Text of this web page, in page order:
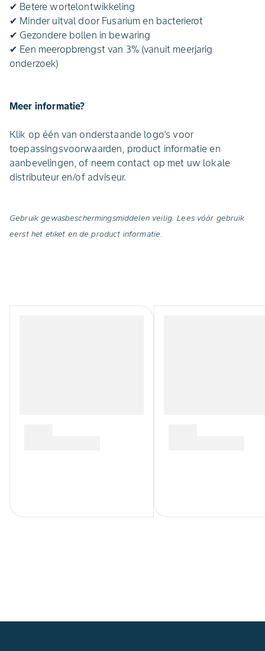
✔ Betere wortelontwikkeling
✔ Minder uitval door Fusarium en bacterierot
✔ Gezondere bollen in bewaring
✔ Een meeropbrengst van 3% (vanuit meerjarig
onderzoek)
Meer informatie?
Klik op één van onderstaande logo's voor
toepassingsvoorwaarden, product informatie en
aanbevelingen, of neem contact op met uw lokale
distributeur en/of adviseur.
Gebruik gewasbeschermingsmiddelen veilig. Lees vóór gebruik
eerst het etiket en de product informatie.